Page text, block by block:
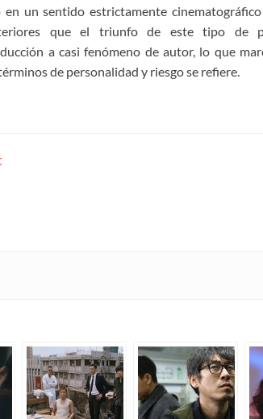
un sentido estrictamente
que el triunfo de este tipo de
a casi fenómeno de autor, lo que
de personalidad y riesgo se refiere.